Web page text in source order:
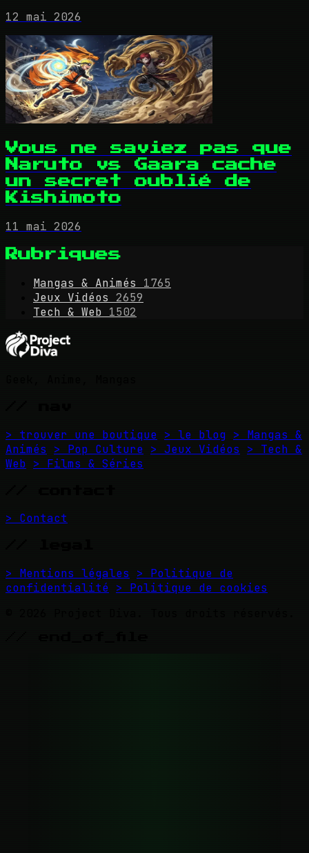
12 mai 2026
Vous ne saviez pas que
Naruto vs Gaara cache
un secret oublié de
Kishimoto
11 mai 2026
Rubriques
Mangas & Animés
1765
Jeux Vidéos
2659
Tech & Web 1502
> trouver une boutique > le blog > Mangas &
Animés
> Pop Culture > Jeux Vidéos
> Tech &
Web > Films & Séries
> Contact
> Mentions légales
> Politique de
confidentialité > Politique de cookies